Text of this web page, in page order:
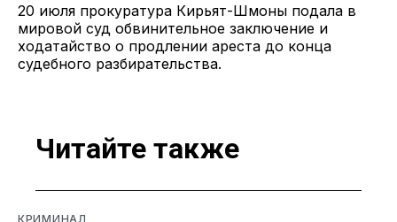
20 июля прокуратура Кирьят-Шмоны подала в
мировой суд обвинительное заключение и
ходатайство о продлении ареста до конца
судебного разбирательства.
Читайте также
КРИМИНАЛ